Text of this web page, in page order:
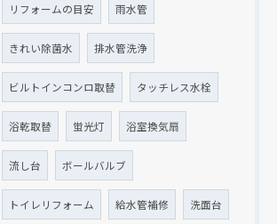
リフォームの目安 雨水管
きれい除菌水 排水管洗浄
ビルトインコンロ取替 タッチレス水栓
浴乾取替 蛍光灯 浴室換気扇
流し台 ボールバルブ
トイレリフォーム 給水管補修 洗面台